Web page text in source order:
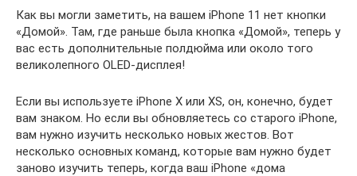
Как вы могли заметить, на вашем iPhone 11 нет кнопки
«Домой». Там, где раньше была кнопка «Домой», теперь у
вас есть дополнительные полдюйма или около того
великолепного OLED-дисплея!
Если вы используете iPhone X или XS, он, конечно, будет
вам знаком. Но если вы обновляетесь со старого iPhone,
вам нужно изучить несколько новых жестов. Вот
несколько основных команд, которые вам нужно будет
заново изучить теперь, когда ваш iPhone «дома